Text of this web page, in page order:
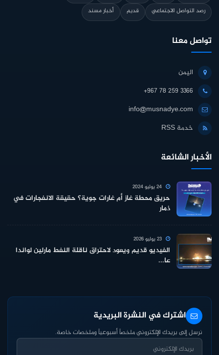
رصد التواصل الاجتماعي
قديم أخبار مسند
تواصل معنا
اليمن
+967 78 259 3366
info@musnadye.com
خدمة RSS
الأخبار الشائعة
حريق محطة غاز أم غارات جوية؟ حقيقة الانفجارات في
ذمار
الفيديو قديم ويعود لاحتراق ناقلة النفط مارلين لواندا
عا...
اشترك في النشرة البريدية
نرسل إلى بريدك الإلكتروني ملخصاً أسبوعياً وملخصات خاصة.